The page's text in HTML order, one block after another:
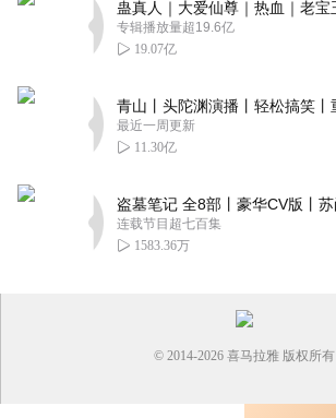
专辑播放量超19.6亿
19.07亿
最近一周更新
11.30亿
连载节目超七百集
1583.36万
© 2014-2026 喜马拉雅 版权所有